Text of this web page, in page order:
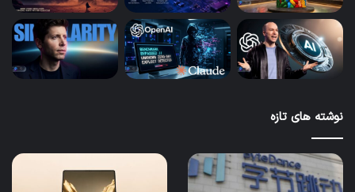
نوشته های تازه